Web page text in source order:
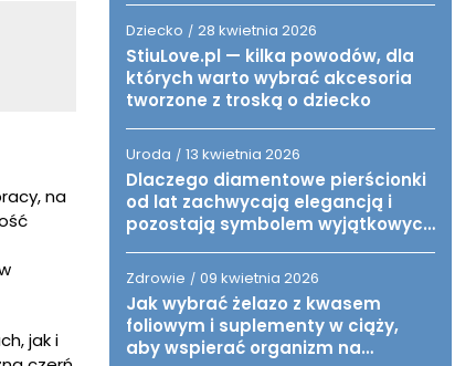
na
jak i
Dziecko / 28 kwietnia 2026
StiuLove.pl — kilka powodów, dla
których warto wybrać akcesoria
tworzone z troską o dziecko
Uroda / 13 kwietnia 2026
Dlaczego diamentowe pierścionki
od lat zachwycają elegancją i
pozostają symbolem wyjątkowych
Zdrowie / 09 kwietnia 2026
Jak wybrać żelazo z kwasem
foliowym i suplementy w ciąży,
aby wspierać organizm na